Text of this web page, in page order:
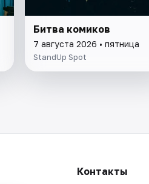
Битва комиков
7 августа 2026 • пятница
StandUp Spot
Контакты